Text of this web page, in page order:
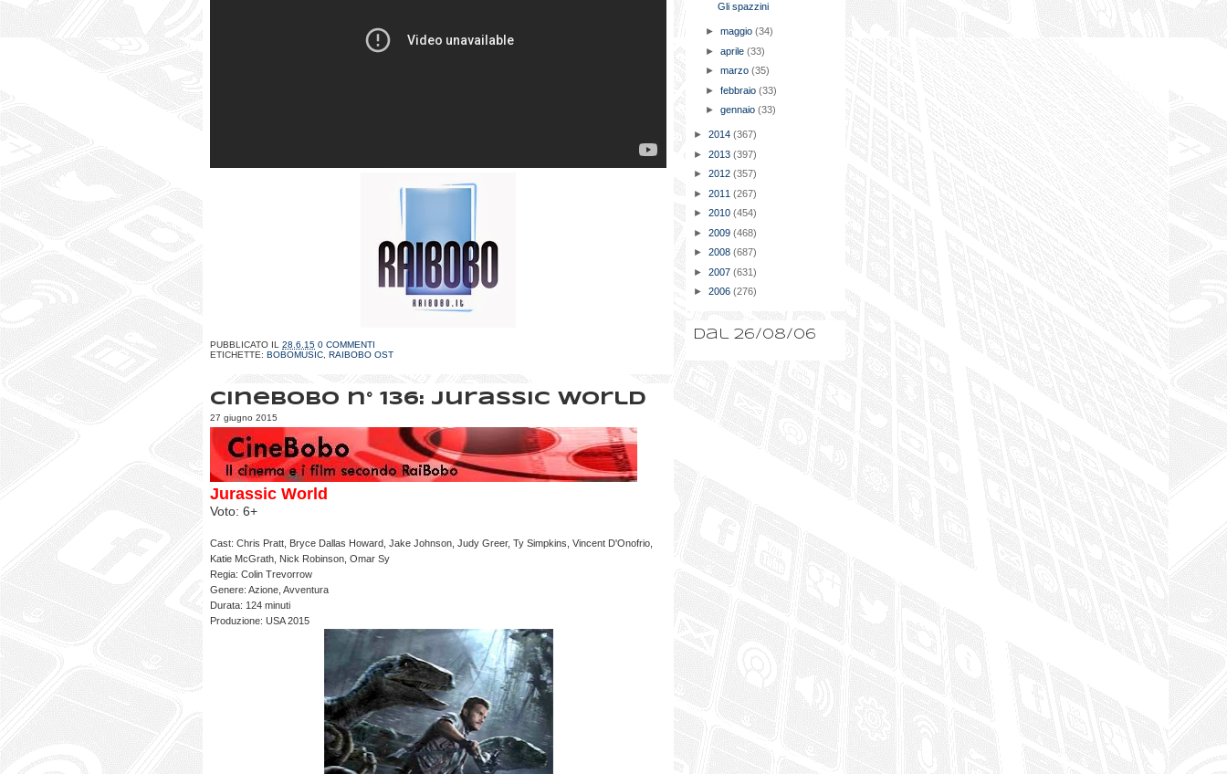
PUBBLICATO IL 28.6.15 0 COMMENTI
ETICHETTE: BOBOMUSIC, RAIBOBO OST
CineBobo n° 136: Jurassic World
27 giugno 2015
Jurassic World
Voto: 6+
Cast: Chris Pratt, Bryce Dallas Howard, Jake Johnson, Judy Greer, Ty Simpkins, Vincent D'Onofrio,
Katie McGrath, Nick Robinson, Omar Sy
Regia: Colin Trevorrow
Genere: Azione, Avventura
Durata: 124 minuti
Produzione: USA 2015
Gli spazzini
►maggio(34)
►aprile(33)
►marzo(35)
►febbraio(33)
►gennaio(33)
► 2014 (367)
► 2013 (397)
► 2012 (357)
► 2011 (267)
► 2010 (454)
► 2009 (468)
► 2008 (687)
► 2007 (631)
► 2006 (276)
Dal 26/08/06